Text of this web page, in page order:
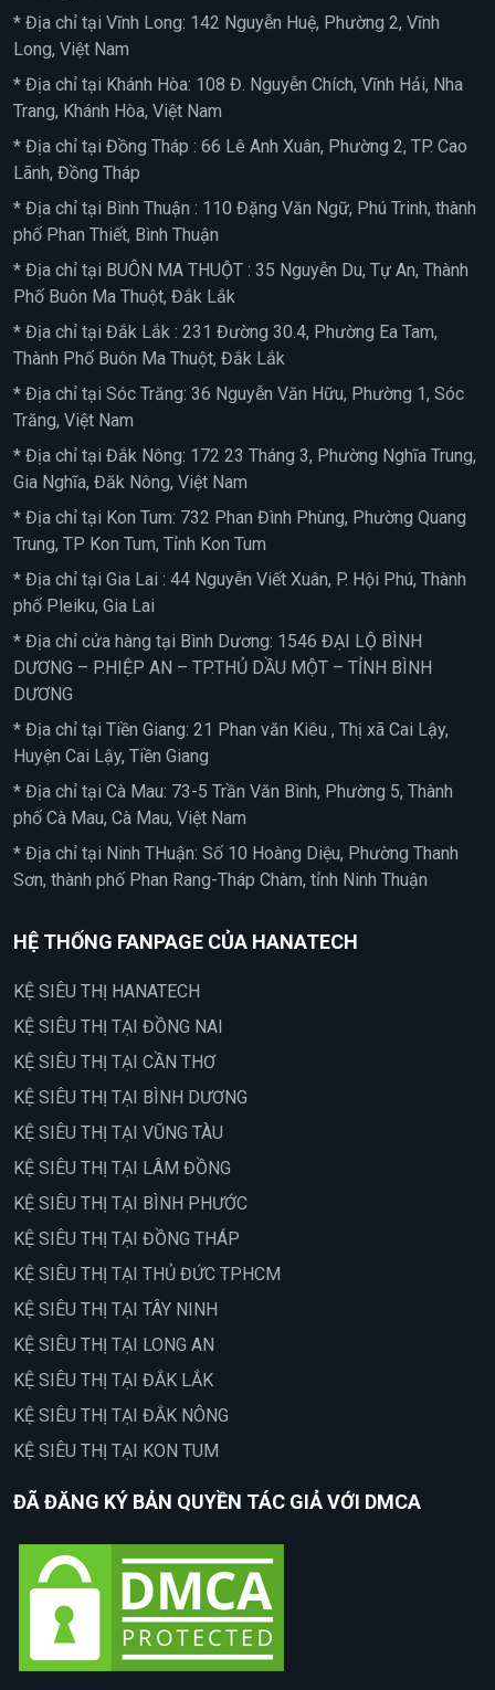
* Địa chỉ tại Vĩnh Long: 142 Nguyễn Huệ, Phường 2, Vĩnh
Long, Việt Nam
* Địa chỉ tại Khánh Hòa: 108 Đ. Nguyễn Chích, Vĩnh Hải, Nha
Trang, Khánh Hòa, Việt Nam
* Địa chỉ tại Đồng Tháp : 66 Lê Anh Xuân, Phường 2, TP. Cao
Lãnh, Đồng Tháp
* Địa chỉ tại Bình Thuận : 110 Đặng Văn Ngữ, Phú Trinh, thành
phố Phan Thiết, Bình Thuận
* Địa chỉ tại BUÔN MA THUỘT : 35 Nguyễn Du, Tự An, Thành
Phố Buôn Ma Thuột, Đắk Lắk
* Địa chỉ tại Đắk Lắk : 231 Đường 30.4, Phường Ea Tam,
Thành Phố Buôn Ma Thuột, Đắk Lắk
* Địa chỉ tại Sóc Trăng: 36 Nguyễn Văn Hữu, Phường 1, Sóc
Trăng, Việt Nam
* Địa chỉ tại Đắk Nông: 172 23 Tháng 3, Phường Nghĩa Trung,
Gia Nghĩa, Đăk Nông, Việt Nam
* Địa chỉ tại Kon Tum: 732 Phan Đình Phùng, Phường Quang
Trung, TP Kon Tum, Tỉnh Kon Tum
* Địa chỉ tại Gia Lai : 44 Nguyễn Viết Xuân, P. Hội Phú, Thành
phố Pleiku, Gia Lai
* Địa chỉ cửa hàng tại Bình Dương: 1546 ĐẠI LỘ BÌNH
DƯƠNG – P.HIỆP AN – TP.THỦ DẦU MỘT – TỈNH BÌNH
DƯƠNG
* Địa chỉ tại Tiền Giang: 21 Phan văn Kiêu , Thị xã Cai Lậy,
Huyện Cai Lậy, Tiền Giang
* Địa chỉ tại Cà Mau: 73-5 Trần Văn Bình, Phường 5, Thành
phố Cà Mau, Cà Mau, Việt Nam
* Địa chỉ tại Ninh THuận: Số 10 Hoàng Diệu, Phường Thanh
Sơn, thành phố Phan Rang-Tháp Chàm, tỉnh Ninh Thuận
HỆ THỐNG FANPAGE CỦA HANATECH
KỆ SIÊU THỊ HANATECH
KỆ SIÊU THỊ TẠI ĐỒNG NAI
KỆ SIÊU THỊ TẠI CẦN THƠ
KỆ SIÊU THỊ TẠI BÌNH DƯƠNG
KỆ SIÊU THỊ TẠI VŨNG TÀU
KỆ SIÊU THỊ TẠI LÂM ĐỒNG
KỆ SIÊU THỊ TẠI BÌNH PHƯỚC
KỆ SIÊU THỊ TẠI ĐỒNG THÁP
KỆ SIÊU THỊ TẠI THỦ ĐỨC TPHCM
KỆ SIÊU THỊ TẠI TÂY NINH
KỆ SIÊU THỊ TẠI LONG AN
KỆ SIÊU THỊ TẠI ĐẮK LẮK
KỆ SIÊU THỊ TẠI ĐẮK NÔNG
KỆ SIÊU THỊ TẠI KON TUM
ĐÃ ĐĂNG KÝ BẢN QUYỀN TÁC GIẢ VỚI DMCA